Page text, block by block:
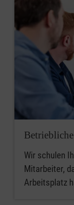
Wir schulen
Mitarbeiter,
Arbeitsplatz